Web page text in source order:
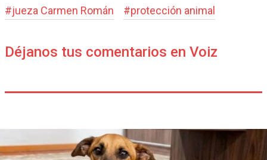
#jueza Carmen Román #protección animal
Déjanos tus comentarios en Voiz